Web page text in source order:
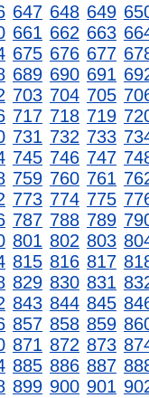
647 648 649
661 662 663
675 676 677
689 690 691
703 704 705
717 718 719
731 732 733
745 746 747
759 760 761
773 774 775
787 788 789
801 802 803
815 816 817
829 830 831
843 844 845
857 858 859
871 872 873
885 886 887
899 900 901